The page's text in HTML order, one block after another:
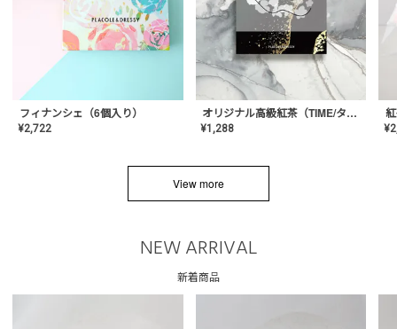
フィナンシェ（6個入り）
¥2,722
オリジナル高級紅茶（TIME/タイム）【ギフト/プチギフト/プレゼント/内祝い/結婚式/オリジナル配合/高品質/ハーブティー/茶葉/記念日/お返し/手土産/美容/おしゃれ】
¥1,288 ¥
View more
NEW ARRIVAL
新着商品